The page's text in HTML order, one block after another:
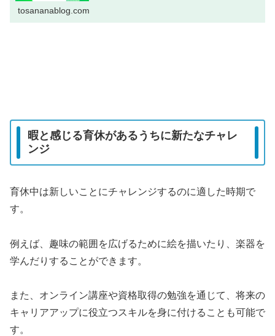
tosananablog.com
暇と感じる育休があるうちに新たなチャレ
ンジ
育休中は新しいことにチャレンジするのに適した時期で
す。
例えば、趣味の範囲を広げるために絵を描いたり、楽器を
学んだりすることができます。
また、オンライン講座や資格取得の勉強を通じて、将来の
キャリアアップに役立つスキルを身に付けることも可能で
す。